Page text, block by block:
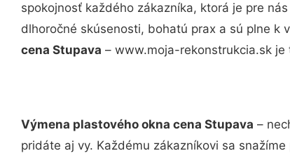
spokojnosť každého zákazníka, ktorá je pre
dlhoročné skúsenosti, bohatú prax a sú plne k
cena Stupava – www.moja-rekonstrukcia.sk je
Výmena plastového okna cena Stupava –
pridáte aj vy. Každému zákazníkovi sa